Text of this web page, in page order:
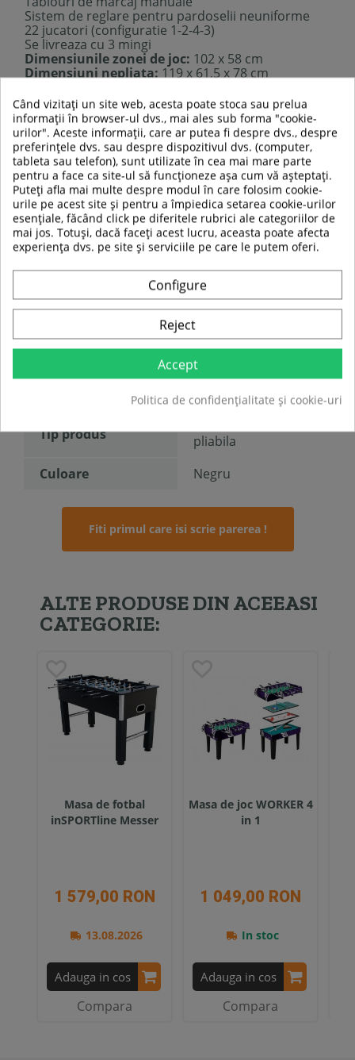
Sistem de reglare pentru pardoselii neuniforme
22 jucatori (configuratie 1-2-4-3)
Se livreaza cu 3 mingi
Dimensiunile zonei de joc: 102 x 58 cm
Dimensiuni nepliata:119 x 61,5 x 78 cm
Diametrul mingi:2,9 mm
Tije din otel cromat - grosime:12,7 mm
Greutatea mesei:24 kg
Potrivita pentru uz casnic si de agrement
Potrivita pentru utilizatori cu varsta de 6 ani si mai
mult
TABEL DE DATE
Dimensiune pliat :
H 158 x l 48 x L 61,2
cm
Greutate produs:
24 kg
Material
MDF
Dimensiune
Tip produs
Masa de fotbal
pliabila
Culoare
Negru
Fiti primul care isi scrie parerea !
ALTE PRODUSE DIN ACEEASI
CATEGORIE:
Masa de fotbal
inSPORTline Messer
1 579,00 RON
13.08.2026
Adauga in cos
Compara
Masa de joc WORKER 4
in 1
1 049,00 RON
In stoc
Adauga in cos
Compara
Când vizitați un site web, acesta poate stoca sau prelua
informații în browser-ul dvs., mai ales sub forma "cookie-
urilor". Aceste informații, care ar putea fi despre dvs., despre
preferințele dvs. sau despre dispozitivul dvs. (computer,
tableta sau telefon), sunt utilizate în cea mai mare parte
pentru a face ca site-ul să funcționeze așa cum vă așteptați.
Puteți afla mai multe despre modul în care folosim cookie-
urile pe acest site și pentru a împiedica setarea cookie-urilor
esențiale, făcând click pe diferitele rubrici ale categoriilor de
mai jos. Totuși, dacă faceți acest lucru, aceasta poate afecta
experiența dvs. pe site și serviciile pe care le putem oferi.
Configure
Reject
Accept
Politica de confidențialitate și cookie-uri